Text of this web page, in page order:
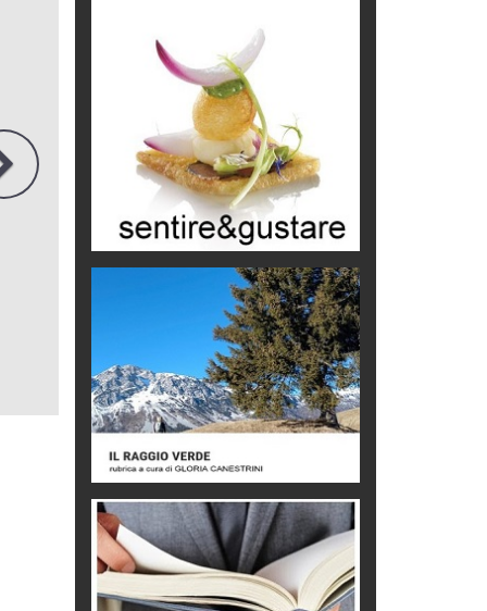
Turismo in Miniera
Puglia - Tra storia e recupero
Castione, sotto il segno del
castagno
Eventi